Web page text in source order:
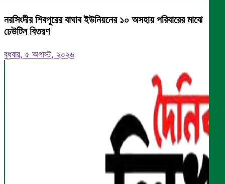
নরসিংদীর শিবপুরের বাঘাব ইউনিয়নের ১০ অসহায় পরিবারের মাঝে
ঢেউটিন বিতরণ
বুধবার, ৫ অগাস্ট, ২০২৬